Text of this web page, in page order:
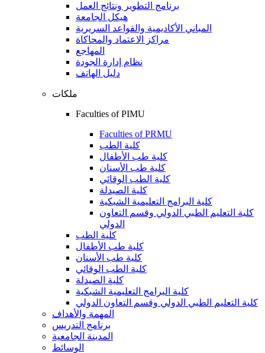
برنامج التطوير ونتائج العمل
هيكل الجامعة
المباني الأكاديمية والقواعد السريرية
مراكز الاعتماد والمحاكاة
المهاجع
نظام إدارة الجودة
دليل الهاتف
ملكات
Faculties of PIMU
Faculties of PRMU
كلية الطب
كلية طب الأطفال
كلية طب الأسنان
كلية الطب الوقائي
كلية الصيدلة
كلية البرامج التعليمية الشبكية
كلية التعليم الطبي الدولي وقسم التعاون
الدولي
كلية الطب
كلية طب الأطفال
كلية طب الأسنان
كلية الطب الوقائي
كلية الصيدلة
كلية البرامج التعليمية الشبكية
كلية التعليم الطبي الدولي وقسم التعاون الدولي
المهمة والأهداف
برنامج التدريس
المدينة الجامعية
الوسائط